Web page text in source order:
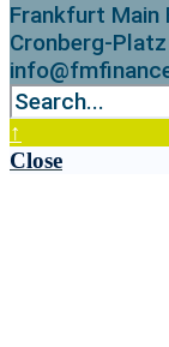
Frankfurt Main
Cronberg-
↑
Close